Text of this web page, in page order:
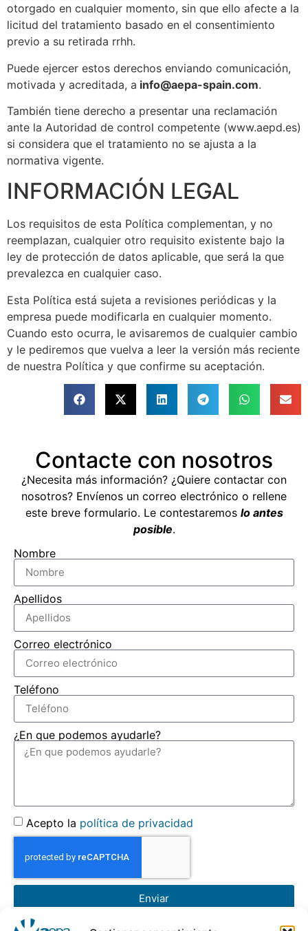
otorgado en cualquier momento, sin que ello afecte a la
licitud del tratamiento basado en el consentimiento
previo a su retirada rrhh.
Puede ejercer estos derechos enviando comunicación,
motivada y acreditada, a info@aepa-spain.com.
También tiene derecho a presentar una reclamación
ante la Autoridad de control competente (www.aepd.es)
si considera que el tratamiento no se ajusta a la
normativa vigente.
INFORMACIÓN LEGAL
Los requisitos de esta Política complementan, y no
reemplazan, cualquier otro requisito existente bajo la
ley de protección de datos aplicable, que será la que
prevalezca en cualquier caso.
Esta Política está sujeta a revisiones periódicas y la
empresa puede modificarla en cualquier momento.
Cuando esto ocurra, le avisaremos de cualquier cambio
y le pediremos que vuelva a leer la versión más reciente
de nuestra Política y que confirme su aceptación.
Contacte con nosotros
¿Necesita más información? ¿Quiere contactar con
nosotros? Envíenos un correo electrónico o rellene
este breve formulario. Le contestaremos lo antes
posible.
Nombre
Apellidos
Correo electrónico
Teléfono
¿En que podemos ayudarle?
Acepto la política de privacidad
Enviar